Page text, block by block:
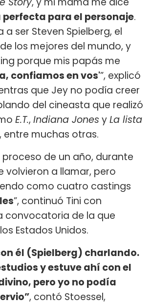
perfecta para el personaje.
a ser Steven Spielberg, el
los mejores del mundo, y
porque mis papás me
confiamos en vos'”, explicó
que Jey no podía creer
del cineasta que realizó
E.T., Indiana Jones yLa lista
, entre muchas otras.
proceso de un año, durante
volvieron a llamar, pero
como cuatro castings
”, continuó Tini con
convocatoria de la que
Estados Unidos.
él (Spielberg) charlando.
y estuve ahí con el
pero yo no podía
, contó Stoessel,